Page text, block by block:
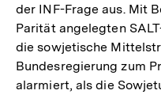
der INF-Frage aus. Mit
Parität angelegten
die sowjetische
Bundesregierung zum
alarmiert, als die